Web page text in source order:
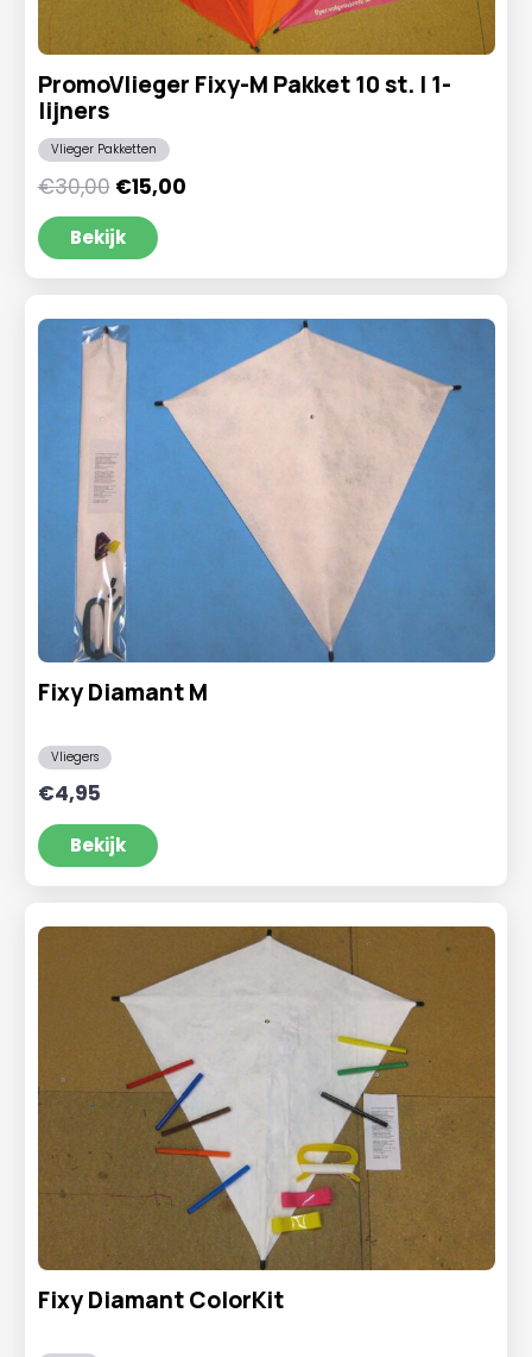
PromoVlieger Fixy-M Pakket 10 st. | 1-
lijners
Vlieger Pakketten
€30,00 Oorspronkelijke
prijs
was:
€30,00.
€15,00Huidige
Bekijk
Fixy Diamant M
Vliegers
€4,95
Bekijk
Fixy Diamant ColorKit